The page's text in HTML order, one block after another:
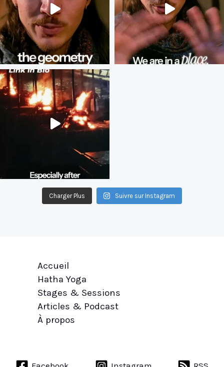
Charger Plus Suivre sur Instagram
Accueil
Hatha Yoga
Stages & Sessions
Articles & Podcast
À propos